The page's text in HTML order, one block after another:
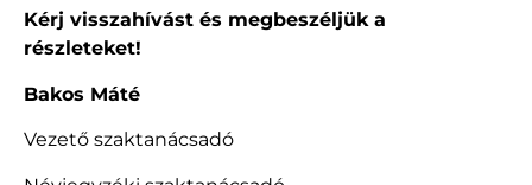
Kérj visszahívást és megbeszéljük a
részleteket!
Bakos Máté
Vezető szaktanácsadó